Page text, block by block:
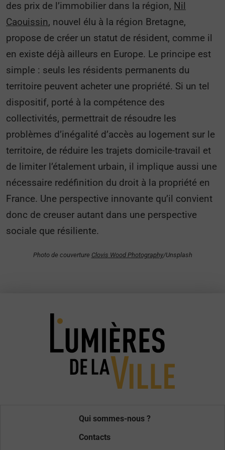
des prix de l’immobilier dans la région, Nil
Caouissin, nouvel élu à la région Bretagne,
propose de créer un statut de résident, comme il
en existe déjà ailleurs en Europe. Le principe est
simple : seuls les résidents permanents du
territoire peuvent acheter une propriété. Si un tel
dispositif, porté à la compétence des
collectivités, permettrait de résoudre les
problèmes d’inégalité d’accès au logement sur le
territoire, de réduire les trajets domicile-travail et
de limiter l’étalement urbain, il implique aussi une
nécessaire redéfinition du droit à la propriété en
France. Une perspective innovante qu’il convient
donc de creuser autant dans une perspective
sociale que résiliente.
Photo de couverture Clovis Wood Photography/Unsplash
Qui sommes-nous ?
Contacts